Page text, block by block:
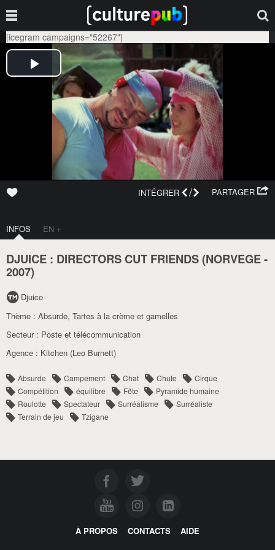
[icegram campaigns="52267"]
PARTAGER
INTÉGRER /
INFOS EN +
DJUICE : DIRECTORS CUT FRIENDS (NORVEGE-
2007)
Djuice
Thème : Absurde, Tartes à la crème et gamelles
Secteur : Poste et télécommunication
Agence : Kitchen (Leo Burnett)
Absurde Campement Chat Chute
Cirque
Compétition
équilibre Fête
Pyramide humaine
Roulotte
Spectateur Surréalisme
Surréaliste
Terrain de jeu
Tzigane
À PROPOS CONTACTS AIDE